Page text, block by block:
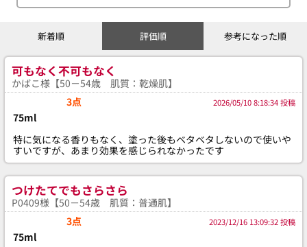
新着順 評価順 参考になった順
可もなく不可もなく
かばこ様【50－54歳 肌質：乾燥肌】
3点
2026/05/10 8:18:34 投稿
75ml
特に気になる香りもなく、塗った後もベタベタしないので使いや
すいですが、あまり効果を感じられなかったです
つけたてでもさらさら
P0409様【50－54歳 肌質：普通肌】
3点
2023/12/16 13:09:32 投稿
75ml